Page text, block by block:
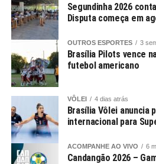
Segundinha 2026
Disputa começa em
OUTROS ESPORTES 3
Brasília Pilots vence
futebol americano
VÔLEI 4 dias atrás
Brasília Vôlei anuncia
internacional para
ACOMPANHE AO VIVO 6
Candangão 2026 –